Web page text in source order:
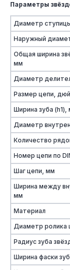
Параметры
Диаметр
Наружный
Общая ширина
мм
Диаметр
Размер цепи,
Ширина зуба (h1),
Диаметр
Количество
Номер цепи по
Шаг цепи, мм
Ширина между
мм
Материал
Диаметр ролика
Радиус зуба
Ширина фаски